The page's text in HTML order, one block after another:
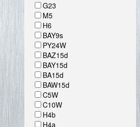
G23
M5
H6
BAY9s
PY24W
BAZ15d
BAY15d
BA15d
BAW15d
C5W
C10W
H4b
H4a